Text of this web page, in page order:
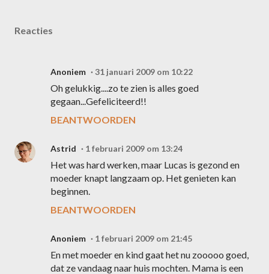
Reacties
Anoniem 31 januari 2009 om 10:22
Oh gelukkig....zo te zien is alles goed
gegaan...Gefeliciteerd!!
BEANTWOORDEN
Astrid 1 februari 2009 om 13:24
Het was hard werken, maar Lucas is gezond en
moeder knapt langzaam op. Het genieten kan
beginnen.
BEANTWOORDEN
Anoniem 1 februari 2009 om 21:45
En met moeder en kind gaat het nu zooooo goed,
dat ze vandaag naar huis mochten. Mama is een